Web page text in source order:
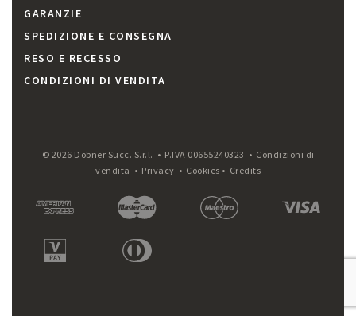
GARANZIE
SPEDIZIONE E CONSEGNA
RESO E RECESSO
CONDIZIONI DI VENDITA
© 2026 Dobner Succ. S.r.l. • P.IVA 00655240323 • Condizioni di
vendita • Privacy • Cookies • Credits